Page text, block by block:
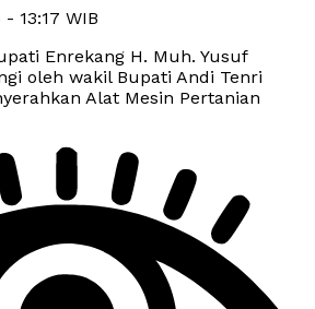
13:17 WIB
Enrekang H. Muh. Yusuf
oleh wakil Bupati Andi Tenri
Alat Mesin Pertanian